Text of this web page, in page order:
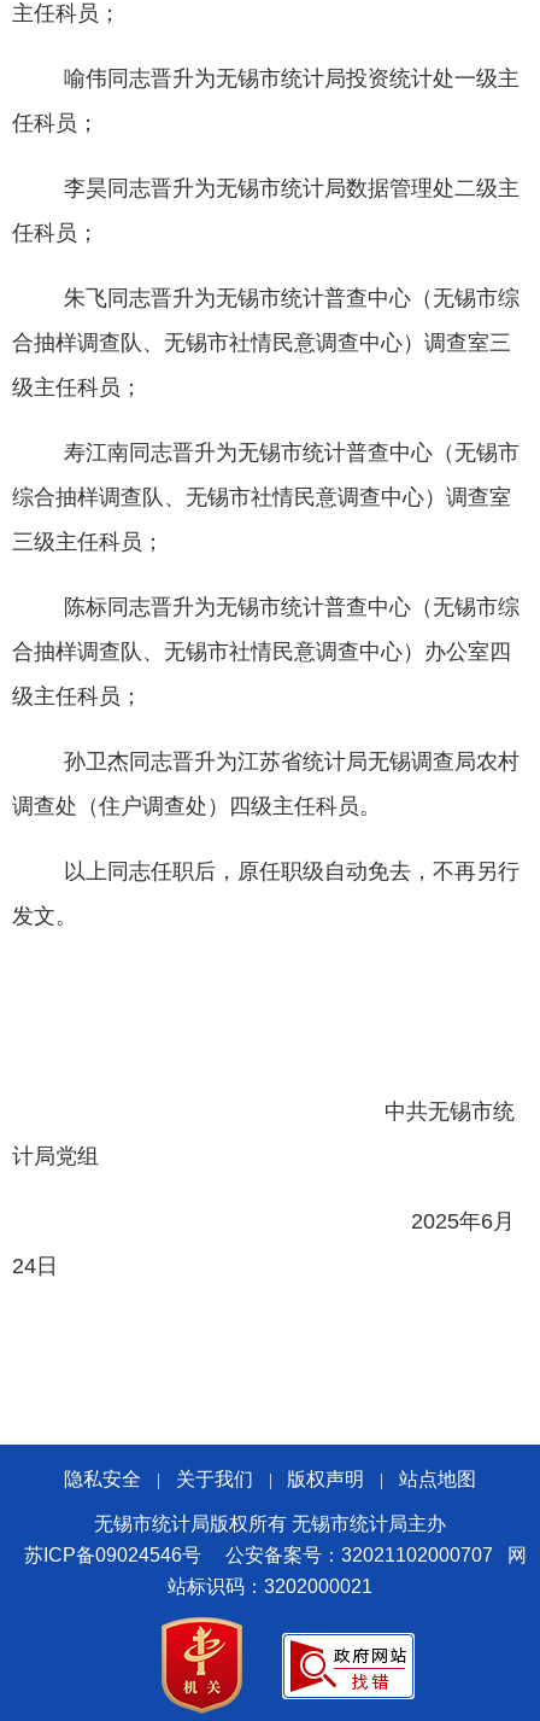
主任科员；
喻伟同志晋升为无锡市统计局投资统计处一级主
任科员；
李昊同志晋升为无锡市统计局数据管理处二级主
任科员；
朱飞同志晋升为无锡市统计普查中心（无锡市综
合抽样调查队、无锡市社情民意调查中心）调查室三
级主任科员；
寿江南同志晋升为无锡市统计普查中心（无锡市
综合抽样调查队、无锡市社情民意调查中心） 调查室
三级主任科员 ；
陈标同志晋升为无锡市统计普查中心（无锡市综
合抽样调查队、无锡市社情民意调查中心）办公室四
级主任科员；
孙卫杰同志晋升为江苏省统计局无锡调查局农村
调查处（住户调查处）四级主任科员。
以上同志任职后，原任职级自动免去，不再另行
发文。
中共无锡市统
计局党组
2025年6月
24 日
隐私安全 关于我们 版权声明 站点地图
无锡市统计局版权所有 无锡市统计局主办
苏ICP备09024546号
公安备案号：32021102000707
网
站标识码：3202000021